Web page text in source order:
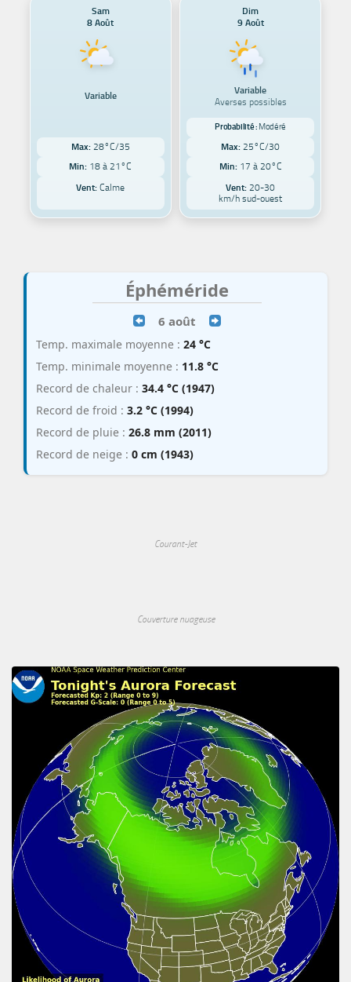
Sam
8 Août
Variable
Max: 28°C/35
Min: 18 à 21°C
Vent: Calme
Dim
9 Août
Variable
Averses possibles
Probabilité : Modéré
Max: 25°C/30
Min: 17 à 20°C
Vent: 20-30
km/h sud-ouest
Éphéméride
6 août
Temp. maximale moyenne : 24 °C
Temp. minimale moyenne : 11.8 °C
Record de chaleur : 34.4 °C (1947)
Record de froid : 3.2 °C (1994)
Record de pluie : 26.8 mm (2011)
Record de neige : 0 cm (1943)
Courant-Jet
Couverture nuageuse